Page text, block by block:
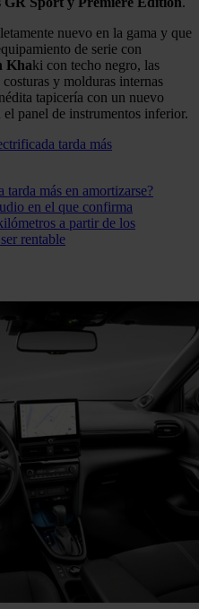
nuevo en la gama y que
de serie con
Khaki con techo negro, las
y molduras internas
tapicería con un nuevo
panel de instrumentos inferior.
más en amortizarse?
en el que confirma
a partir de los
rentable